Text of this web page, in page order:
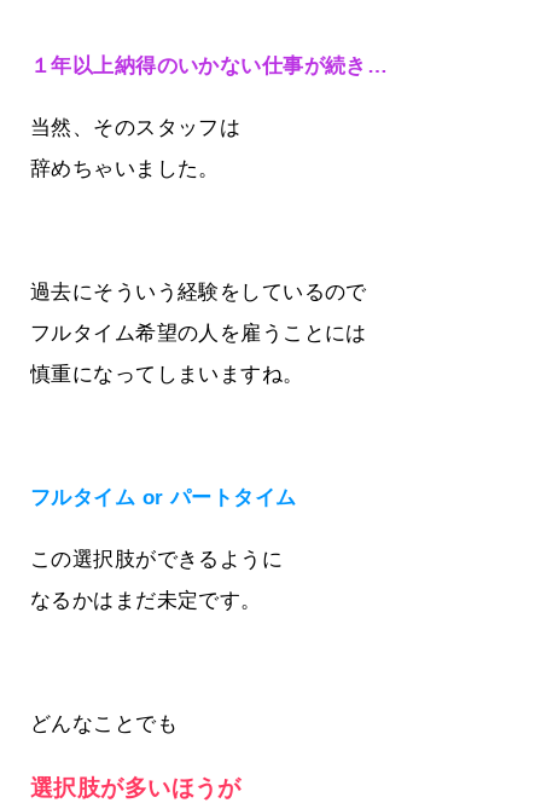
１年以上納得のいかない仕事が続き…
当然、そのスタッフは
辞めちゃいました。
過去にそういう経験をしているので
フルタイム希望の人を雇うことには
慎重になってしまいますね。
フルタイム or パートタイム
この選択肢ができるように
なるかはまだ未定です。
どんなことでも
選択肢が多いほうが